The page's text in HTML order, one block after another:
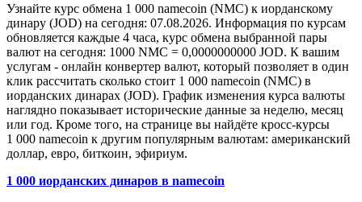
Узнайте курс обмена 1 000 namecoin (NMC) к иорданскому
динару (JOD) на сегодня: 07.08.2026. Информация по курсам
обновляется каждые 4 часа, курс обмена выбранной пары
валют на сегодня: 1000 NMC = 0,0000000000 JOD. К вашим
услугам - онлайн конвертер валют, который позволяет в один
клик рассчитать сколько стоит 1 000 namecoin (NMC) в
иорданских динарах (JOD). График изменения курса валюты
наглядно показывает исторические данные за неделю, месяц
или год. Кроме того, на странице вы найдёте кросс-курсы
1 000 namecoin к другим популярным валютам: американский
доллар, евро, биткоин, эфириум.
1 000 иорданских динаров в namecoin